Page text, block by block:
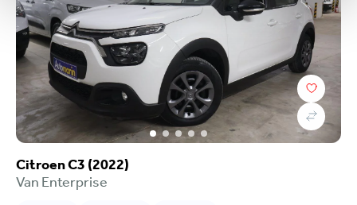
Citroen C3 (2022)
Van Enterprise